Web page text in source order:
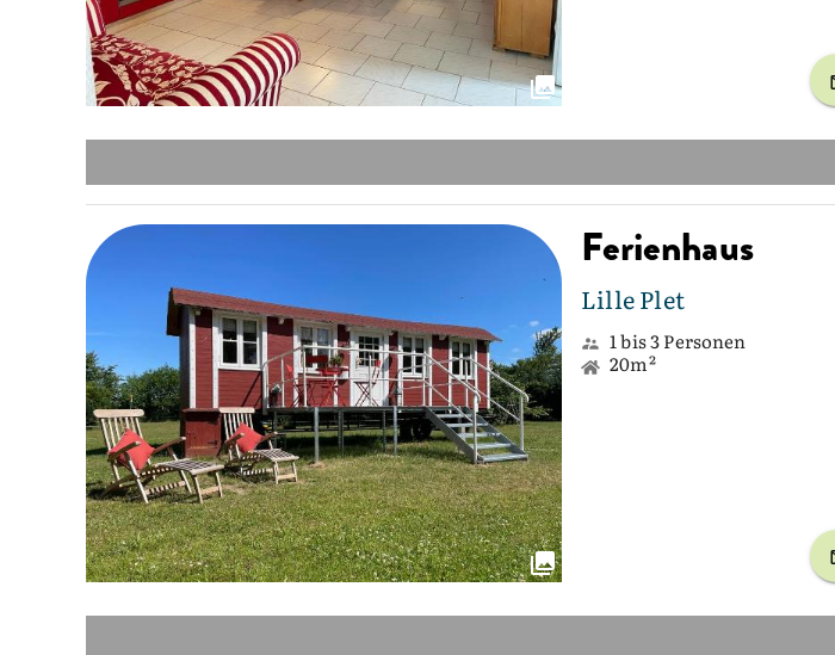
Ferienhaus
Lille Plet
1 bis 3 Personen
20m²